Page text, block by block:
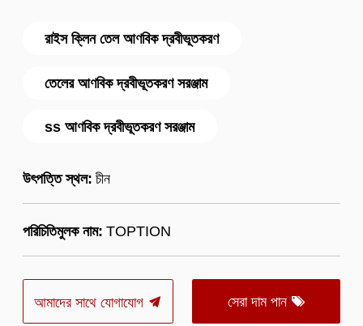
রাইস ক্লিন তেল আণবিক দ্রবীভূতকরণ
তেলের আণবিক দ্রবীভূতকরণ সরঞ্জাম
ss আণবিক দ্রবীভূতকরণ সরঞ্জাম
উৎপত্তি স্থল: চীন
পরিচিতিমুলক নাম: TOPTION
আমাদের সাথে যোগাযোগ সেরা দাম পান